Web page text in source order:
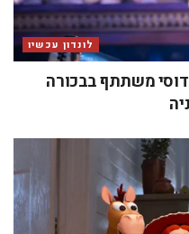
לונדון עכשיו
משתתף בבכורה